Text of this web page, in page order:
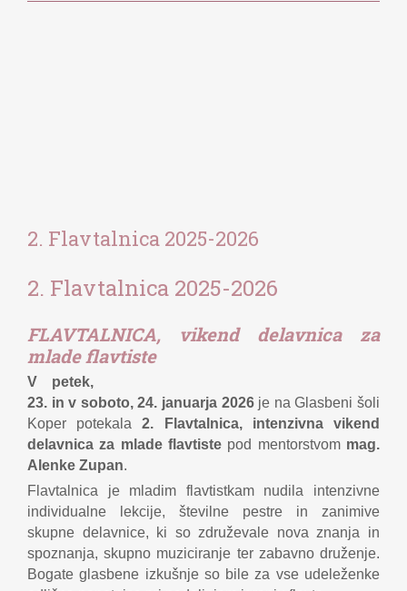
2. Flavtalnica 2025-2026
2. Flavtalnica 2025-2026
FLAVTALNICA, vikend delavnica za
mlade flavtiste
V petek,
23. in v soboto, 24. januarja 2026je na Glasbeni šoli
Koper potekala2. Flavtalnica, intenzivna vikend
delavnica za mlade flavtiste pod mentorstvom mag.
Alenke Zupan.
Flavtalnica je mladim flavtistkam nudila intenzivne
individualne lekcije, številne pestre in zanimive
skupne delavnice, ki so združevale nova znanja in
spoznanja, skupno muziciranje ter zabavno druženje.
Bogate glasbene izkušnje so bile za vse udeleženke